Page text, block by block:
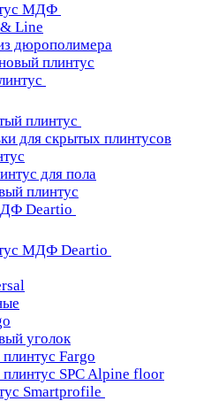
МДФ
Line
дюрополимера
плинтус
плинтус
для скрытых плинтусов
для пола
плинтус
Deartio
МДФ Deartio
уголок
Fargo
SPC Alpine floor
Smartprofile